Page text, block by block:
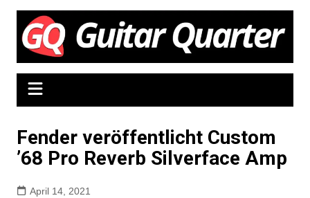
Zum
Inhalt
springen
Fender veröffentlicht Custom
’68 Pro Reverb Silverface Amp
April 14, 2021